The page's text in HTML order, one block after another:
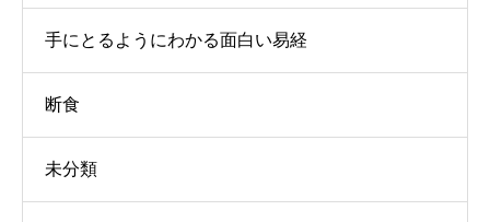
手にとるようにわかる面白い易経
断食
未分類